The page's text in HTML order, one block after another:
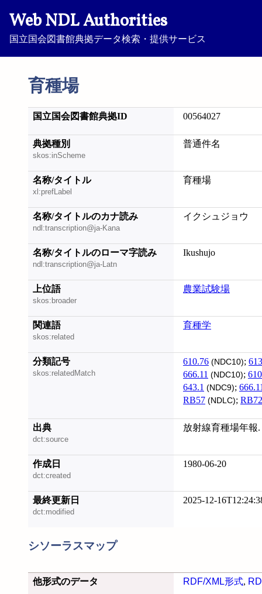
Web NDL Authorities
国立国会図書館典拠データ検索・提供サービス
育種場
国立国会図書館典拠ID 00564027
典拠種別
skos:inScheme
普通件名
名称/タイトル
xl:prefLabel
育種場
名称/タイトルのカナ読み
ndl:transcription@ja-Kana
イクシュジョウ
名称/タイトルのローマ字読み
ndl:transcription@ja-Latn
Ikushujo
上位語
skos:broader
農業試験場
関連語
skos:related
育種学
分類記号
skos:relatedMatch
610.76 (NDC10);
666.11 (NDC10);
643.1 (NDC9);
RB57 (NDLC);
出典
dct:source
放射線育種場年報.
作成日
dct:created
1980-06-20
最終更新日
dct:modified
2025-12-
シソーラスマップ
他形式のデータ RDF/XML形式,